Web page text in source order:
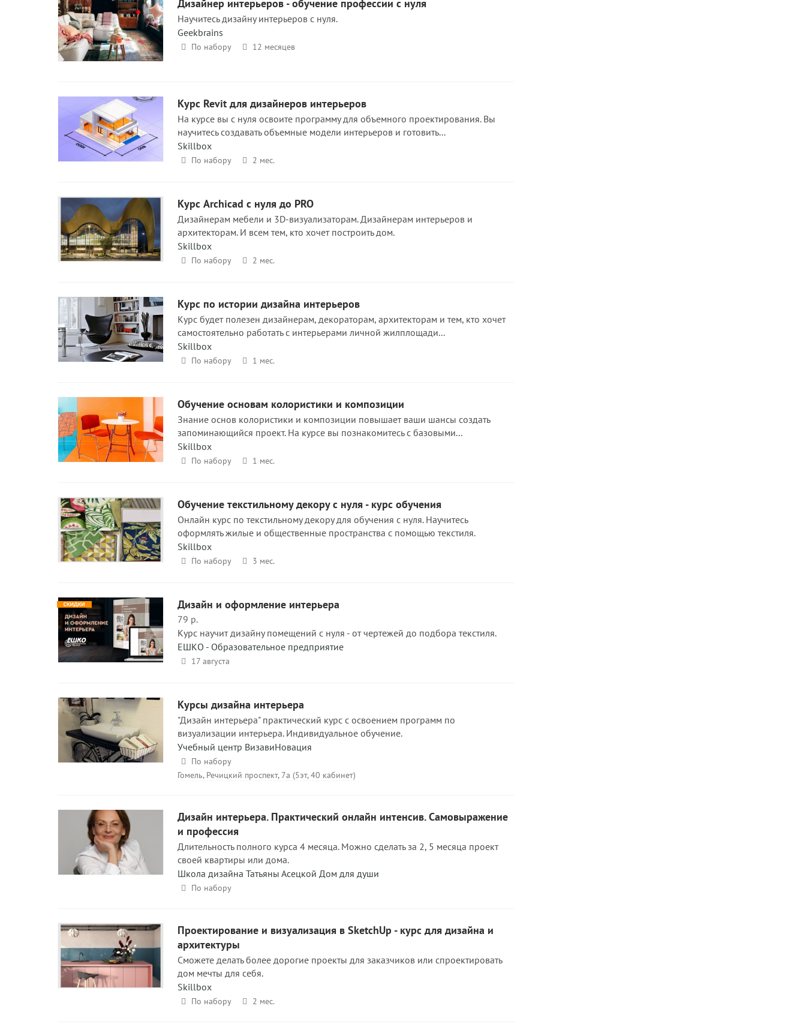
Дизайнер интерьеров - обучение профессии с нуля
Научитесь дизайну интерьеров с нуля.
Geekbrains
По набору 12 месяцев
Курс Revit для дизайнеров интерьеров
На курсе вы с нуля освоите программу для объемного проектирования. Вы
научитесь создавать объемные модели интерьеров и готовить...
Skillbox
По набору 2 мес.
Курс Archicad с нуля до PRO
Дизайнерам мебели и 3D-визуализаторам. Дизайнерам интерьеров и
архитекторам. И всем тем, кто хочет построить дом.
Skillbox
По набору 2 мес.
Курс по истории дизайна интерьеров
Курс будет полезен дизайнерам, декораторам, архитекторам и тем, кто хочет
самостоятельно работать с интерьерами личной жилплощади...
Skillbox
По набору 1 мес.
Обучение основам колористики и композиции
Знание основ колористики и композиции повышает ваши шансы создать
запоминающийся проект. На курсе вы познакомитесь с базовыми...
Skillbox
По набору 1 мес.
Обучение текстильному декору с нуля - курс обучения
Онлайн курс по текстильному декору для обучения с нуля. Научитесь
оформлять жилые и общественные пространства с помощью текстиля.
Skillbox
По набору 3 мес.
Дизайн и оформление интерьера
79 р.
Курс научит дизайну помещений с нуля - от чертежей до подбора текстиля.
ЕШКО - Образовательное предприятие
17 августа
Курсы дизайна интерьера
"Дизайн интерьера" практический курс с освоением программ по
визуализации интерьера. Индивидуальное обучение.
Учебный центр ВизавиНовация
По набору
Гомель, Речицкий проспект, 7а (5эт, 40 кабинет)
Дизайн интерьера. Практический онлайн интенсив. Самовыражение
и профессия
Длительность полного курса 4 месяца. Можно сделать за 2, 5 месяца проект
своей квартиры или дома.
Школа дизайна Татьяны Асецкой Дом для души
По набору
Проектирование и визуализация в SketchUp - курс для дизайна и
архитектуры
Сможете делать более дорогие проекты для заказчиков или спроектировать
дом мечты для себя.
Skillbox
По набору 2 мес.